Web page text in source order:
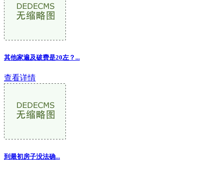
其他家遍及破费是20左？...
查看详情
到最初房子没法确...